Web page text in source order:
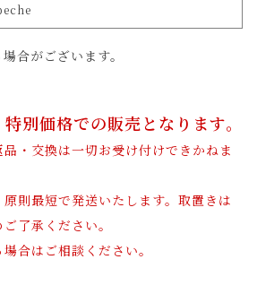
合がございます。
別価格での販売となります。
・交換は一切お受け付けできかねま
則最短で発送いたします。取置きは
了承ください。
合はご相談ください。